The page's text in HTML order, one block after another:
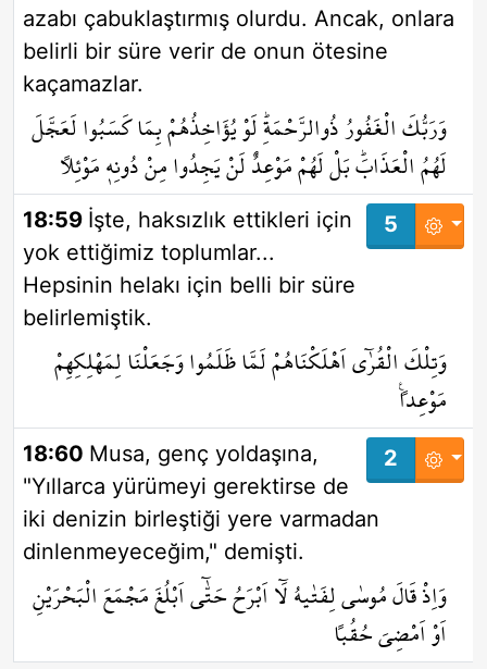
azabı çabuklaştırmış olurdu. Ancak, onlara
belirli bir süre verir de onun ötesine
kaçamazlar.
وَرَبُّكَ الْغَفُورُ ذُوالرَّحْمَةِۜ لَوْ يُؤَاخِذُهُمْ بِمَا كَسَبُوا لَعَجَّلَ
لَهُمُ الْعَذَابَۜ بَلْ لَهُمْ مَوْعِدٌ لَنْ يَجِدُوا مِنْ دُونِه۪ مَوْئِلاً
5
18:59 İşte, haksızlık ettikleri için
yok ettiğimiz toplumlar...
Hepsinin helakı için belli bir süre
belirlemiştik.
وَتِلْكَ الْقُرٰٓى اَهْلَكْنَاهُمْ لَمَّا ظَلَمُوا وَجَعَلْنَا لِمَهْلِكِهِمْ
مَوْعِداً۟
2
18:60 Musa, genç yoldaşına,
"Yıllarca yürümeyi gerektirse de
iki denizin birleştiği yere varmadan
dinlenmeyeceğim," demişti.
وَاِذْ قَالَ مُوسٰى لِفَتٰيهُ لَٓا اَبْرَحُ حَتّٰٓى اَبْلُغَ مَجْمَعَ الْبَحْرَيْنِ
اَوْ اَمْضِيَ حُقُباً